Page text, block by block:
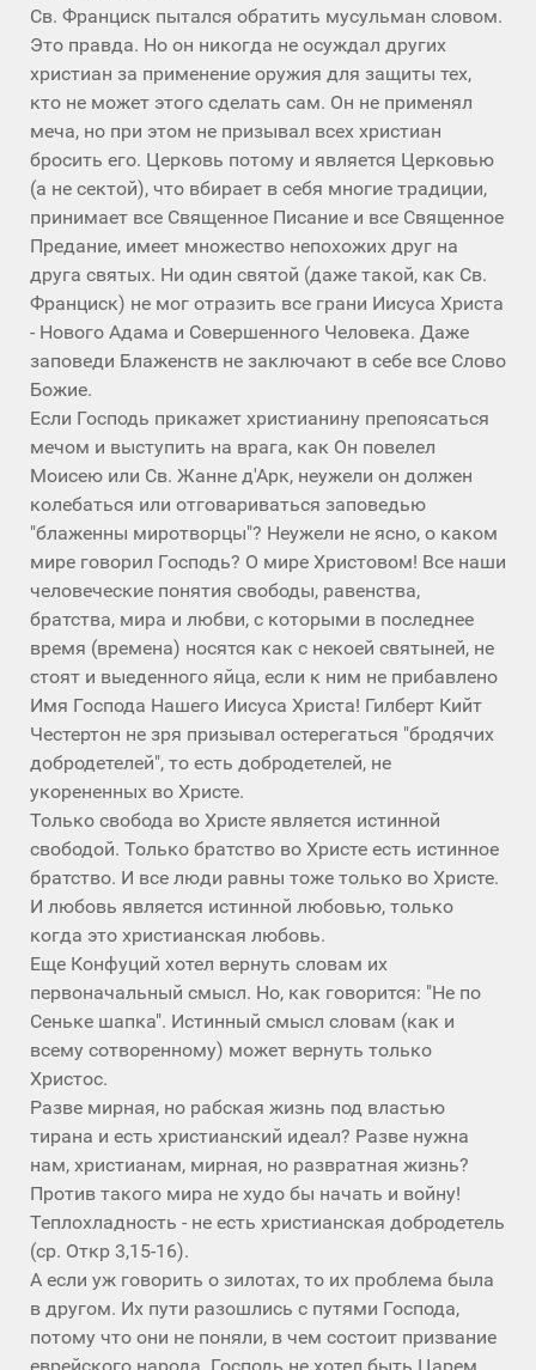
Св. Франциск пытался обратить мусульман словом.
Это правда. Но он никогда не осуждал других
христиан за применение оружия для защиты тех,
кто не может этого сделать сам. Он не применял
меча, но при этом не призывал всех христиан
бросить его. Церковь потому и является Церковью
(а не сектой), что вбирает в себя многие традиции,
принимает все Священное Писание и все Священное
Предание, имеет множество непохожих друг на
друга святых. Ни один святой (даже такой, как Св.
Франциск) не мог отразить все грани Иисуса Христа
- Нового Адама и Совершенного Человека. Даже
заповеди Блаженств не заключают в себе все Слово
Божие.
Если Господь прикажет христианину препоясаться
мечом и выступить на врага, как Он повелел
Моисею или Св. Жанне д'Арк, неужели он должен
колебаться или отговариваться заповедью
"блаженны миротворцы"? Неужели не ясно, о каком
мире говорил Господь? О мире Христовом! Все наши
человеческие понятия свободы, равенства,
братства, мира и любви, с которыми в последнее
время (времена) носятся как с некоей святыней, не
стоят и выеденного яйца, если к ним не прибавлено
Имя Господа Нашего Иисуса Христа! Гилберт Кийт
Честертон не зря призывал остерегаться "бродячих
добродетелей", то есть добродетелей, не
укорененных во Христе.
Только свобода во Христе является истинной
свободой. Только братство во Христе есть истинное
братство. И все люди равны тоже только во Христе.
И любовь является истинной любовью, только
когда это христианская любовь.
Еще Конфуций хотел вернуть словам их
первоначальный смысл. Но, как говорится: "Не по
Сеньке шапка". Истинный смысл словам (как и
всему сотворенному) может вернуть только
Христос.
Разве мирная, но рабская жизнь под властью
тирана и есть христианский идеал? Разве нужна
нам, христианам, мирная, но развратная жизнь?
Против такого мира не худо бы начать и войну!
Теплохладность - не есть христианская добродетель
(ср. Откр 3,15-16).
А если уж говорить о зилотах, то их проблема была
в другом. Их пути разошлись с путями Господа,
потому что они не поняли, в чем состоит призвание